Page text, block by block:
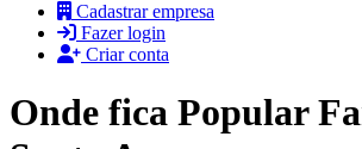
Cadastrar empresa
Fazer login
Criar conta
Onde fica Popular